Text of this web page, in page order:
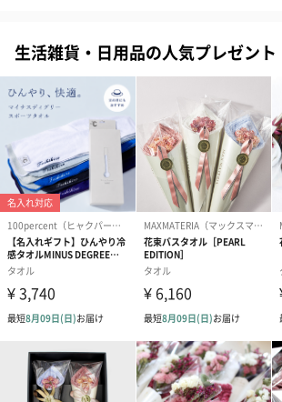
生活雑貨・日用品の人気プレゼント